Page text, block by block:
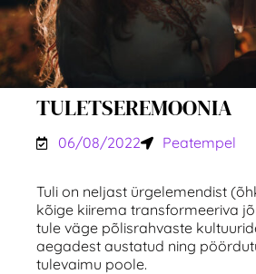
TULETSEREMOONIA
06/08/2022 Peatempel
Tuli on neljast ürgelemendist
kõige kiirema transformeeriva
tule väge põlisrahvaste
aegadest austatud ning
tulevaimu poole.